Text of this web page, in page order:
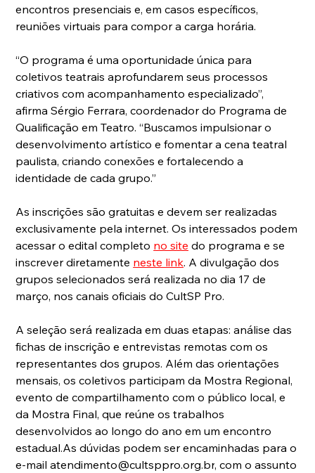
encontros presenciais e, em casos específicos,
reuniões virtuais para compor a carga horária.
“O programa é uma oportunidade única para
coletivos teatrais aprofundarem seus processos
criativos com acompanhamento especializado”,
afirma Sérgio Ferrara, coordenador do Programa de
Qualificação em Teatro. “Buscamos impulsionar o
desenvolvimento artístico e fomentar a cena teatral
paulista, criando conexões e fortalecendo a
identidade de cada grupo.”
As inscrições são gratuitas e devem ser realizadas
exclusivamente pela internet. Os interessados podem
acessar o edital completo no site do programa e se
inscrever diretamente neste link. A divulgação dos
grupos selecionados será realizada no dia 17 de
março, nos canais oficiais do CultSP Pro.
A seleção será realizada em duas etapas: análise das
fichas de inscrição e entrevistas remotas com os
representantes dos grupos. Além das orientações
mensais, os coletivos participam da Mostra Regional,
evento de compartilhamento com o público local, e
da Mostra Final, que reúne os trabalhos
desenvolvidos ao longo do ano em um encontro
estadual.As dúvidas podem ser encaminhadas para o
e-mail atendimento@cultsppro.org.br, com o assunto